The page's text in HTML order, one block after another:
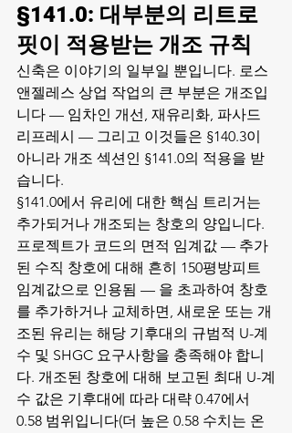
§141.0: 대부분의 리트로
핏이 적용받는 개조 규칙
신축은 이야기의 일부일 뿐입니다. 로스
앤젤레스 상업 작업의 큰 부분은 개조입
니다 — 임차인 개선, 재유리화, 파사드
리프레시 — 그리고 이것들은 §140.3이
아니라 개조 섹션인 §141.0의 적용을 받
습니다.
§141.0에서 유리에 대한 핵심 트리거는
추가되거나 개조되는 창호의 양입니다.
프로젝트가 코드의 면적 임계값 — 추가
된 수직 창호에 대해 흔히 150평방피트
임계값으로 인용됨 — 을 초과하여 창호
를 추가하거나 교체하면, 새로운 또는 개
조된 유리는 해당 기후대의 규범적 U-계
수 및 SHGC 요구사항을 충족해야 합니
다. 개조된 창호에 대해 보고된 최대 U-계
수 값은 기후대에 따라 대략 0.47에서
0.58 범위입니다(더 높은 0.58 수치는 온